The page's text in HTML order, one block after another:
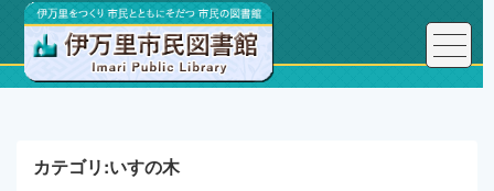
トップページ こんにちは、図書館長です！
カテゴリ:いすの木